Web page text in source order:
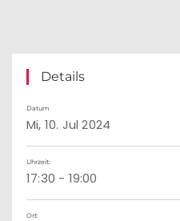
Details
Datum
Mi, 10. Jul 2024
Uhrzeit:
17:30 - 19:00
Ort: